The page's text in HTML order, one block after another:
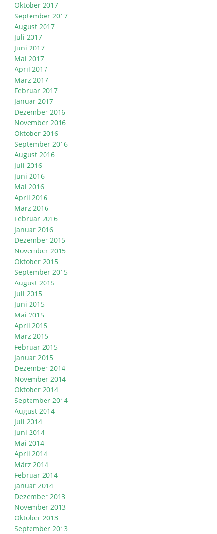
Oktober 2017
September 2017
August 2017
Juli 2017
Juni 2017
Mai 2017
April 2017
März 2017
Februar 2017
Januar 2017
Dezember 2016
November 2016
Oktober 2016
September 2016
August 2016
Juli 2016
Juni 2016
Mai 2016
April 2016
März 2016
Februar 2016
Januar 2016
Dezember 2015
November 2015
Oktober 2015
September 2015
August 2015
Juli 2015
Juni 2015
Mai 2015
April 2015
März 2015
Februar 2015
Januar 2015
Dezember 2014
November 2014
Oktober 2014
September 2014
August 2014
Juli 2014
Juni 2014
Mai 2014
April 2014
März 2014
Februar 2014
Januar 2014
Dezember 2013
November 2013
Oktober 2013
September 2013